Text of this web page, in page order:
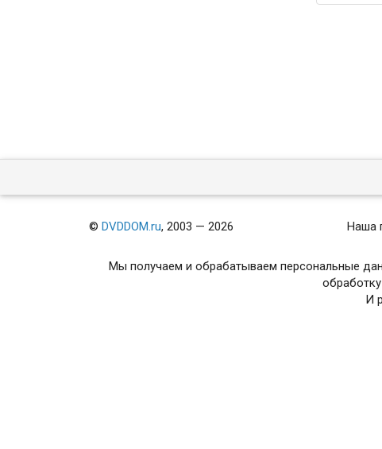
©DVDDOM.ru, 2003 — 2026 Наша
Мы получаем и обрабатываем персональные
И